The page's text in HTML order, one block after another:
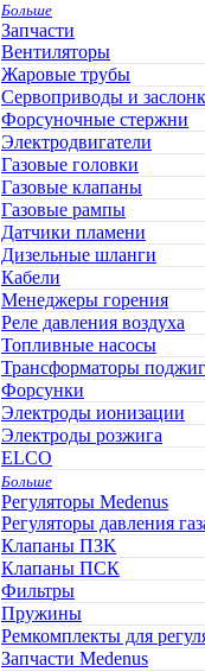
Больше
Запчасти
Вентиляторы
Жаровые трубы
Сервоприводы и
Форсуночные стержни
Электродвигатели
Газовые головки
Газовые клапаны
Газовые рампы
Датчики пламени
Дизельные шланги
Кабели
Менеджеры горения
Реле давления воздуха
Топливные насосы
Трансформаторы
Форсунки
Электроды ионизации
Электроды розжига
ELCO
Больше
Регуляторы Medenus
Регуляторы давления
Клапаны ПЗК
Клапаны ПСК
Фильтры
Пружины
Ремкомплекты для
Запчасти Medenus